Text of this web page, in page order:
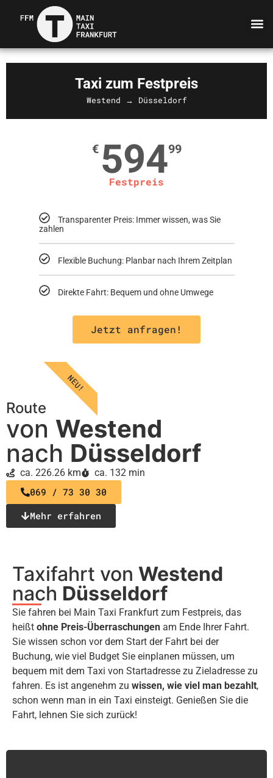
Route
von Westend
nach Düsseldorf
ca. 226.26 km ca. 132 min
069 / 73 30 30
Mehr erfahren
Taxi zum Festpreis
Westend → Düsseldorf
€ 59499
Festpreis
Transparenter Preis: Immer wissen, was Sie
zahlen
Flexible Buchung: Planbar nach Ihrem Zeitplan
Direkte Fahrt: Bequem und ohne Umwege
Jetzt anfragen!
NEU!
Taxifahrt von Westend
nach Düsseldorf
Sie fahren bei Main Taxi Frankfurt zum Festpreis, das
heißt ohne Preis-Überraschungen am Ende Ihrer Fahrt.
Sie wissen schon vor dem Start der Fahrt bei der
Buchung, wie viel Budget Sie einplanen müssen, um
bequem mit dem Taxi von Startadresse zu Zieladresse zu
fahren. Es ist angenehm zu wissen, wie viel man bezahlt,
schon wenn man in ein Taxi einsteigt. Genießen Sie die
Fahrt, lehnen Sie sich zurück!